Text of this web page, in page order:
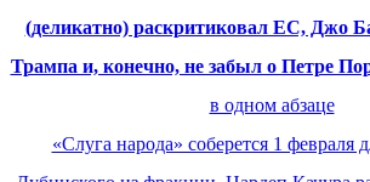
(деликатно) раскритиковал ЕС, Джо
Трампа и, конечно, не забыл о Петре
в одном абзаце
«Слуга народа» соберется 1 февраля